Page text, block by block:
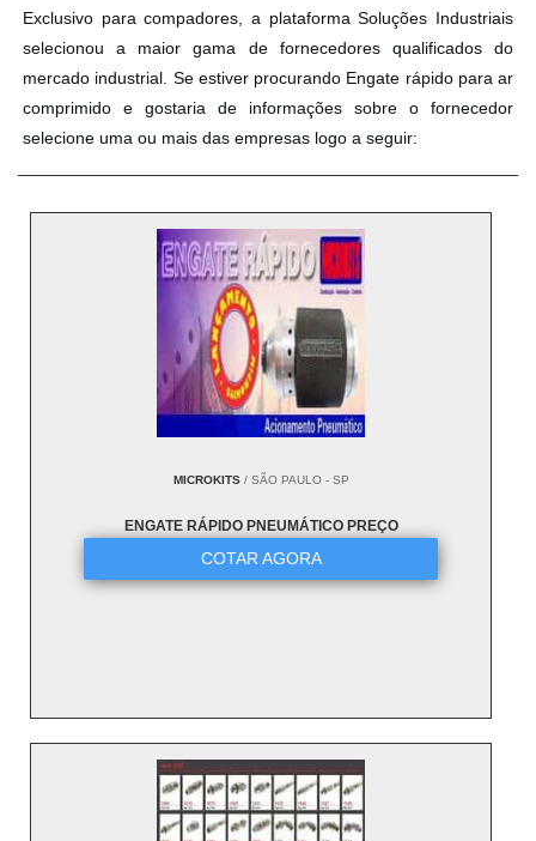
Exclusivo para compadores, a plataforma Soluções Industriais
selecionou a maior gama de fornecedores qualificados do
mercado industrial. Se estiver procurando Engate rápido para ar
comprimido e gostaria de informações sobre o fornecedor
selecione uma ou mais das empresas logo a seguir:
MICROKITS/ SÃO PAULO - SP
ENGATE RÁPIDO PNEUMÁTICO PREÇO
COTAR AGORA